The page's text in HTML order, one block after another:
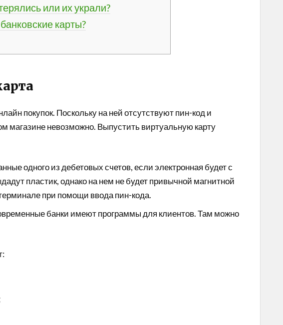
или их украли?
карты?
покупок. Поскольку на ней отсутствуют пин-код и
магазине невозможно. Выпустить виртуальную карту
одного из дебетовых счетов, если электронная будет с
пластик, однако на нем не будет привычной магнитной
при помощи ввода пин-кода.
банки имеют программы для клиентов. Там можно